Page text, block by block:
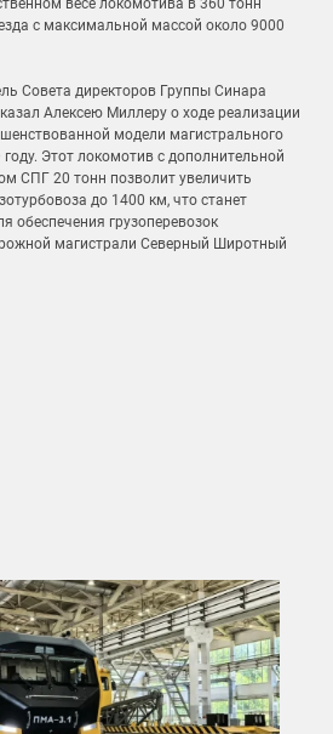
весе локомотива в 360 тонн
с максимальной массой около 9000
Совета директоров Группы Синара
Алексею Миллеру о ходе реализации
модели магистрального
Этот локомотив с дополнительной
СПГ 20 тонн позволит увеличить
до 1400 км, что станет
грузоперевозок
магистрали Северный Широтный